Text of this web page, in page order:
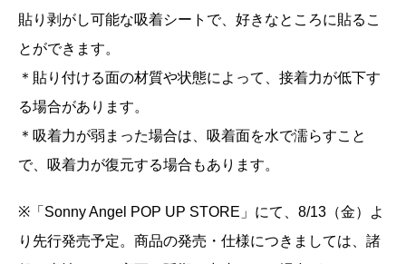
貼り剥がし可能な吸着シートで、好きなところに貼るこ
とができます。
＊貼り付ける面の材質や状態によって、接着力が低下す
る場合があります。
＊吸着力が弱まった場合は、吸着面を水で濡らすこと
で、吸着力が復元する場合もあります。
※「Sonny Angel POP UP STORE」にて、8/13（金）よ
り先行発売予定。商品の発売・仕様につきましては、諸